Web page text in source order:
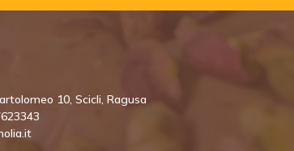
10, Scicli, Ragusa